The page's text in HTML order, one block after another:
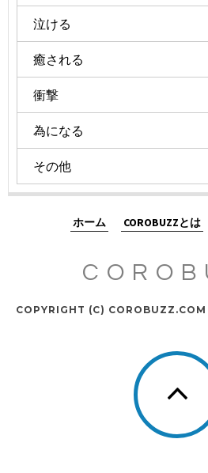
泣ける
癒される
衝撃
為になる
その他
ホーム COROBUZZとは
COPYRIGHT (C)